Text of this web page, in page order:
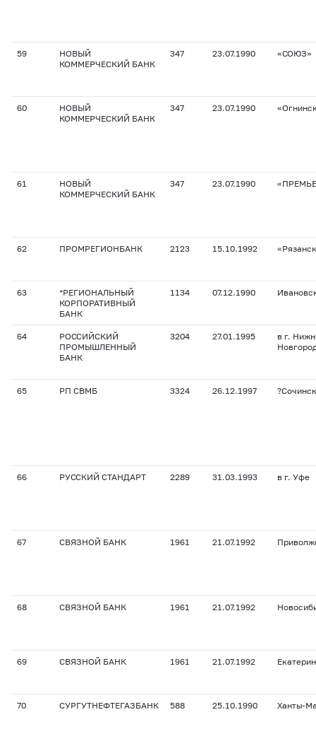
59
НОВЫЙ
КОММЕРЧЕСКИЙ БАНК
347 23.07.1990 «СОЮЗ»
60
НОВЫЙ
КОММЕРЧЕСКИЙ БАНК
347 23.07.1990
61
НОВЫЙ
КОММЕРЧЕСКИЙ БАНК
347 23.07.1990
62 ПРОМРЕГИОНБАНК 2123 15.10.1992
63
*РЕГИОНАЛЬНЫЙ
КОРПОРАТИВНЫЙ
БАНК
1134 07.12.1990
64
РОССИЙСКИЙ
ПРОМЫШЛЕННЫЙ
БАНК
3204 27.01.1995
в г.
65 РП СВМБ 3324 26.12.1997
66 РУССКИЙ СТАНДАРТ 2289 31.03.1993 в г. Уфе
67 СВЯЗНОЙ БАНК 1961 21.07.1992
68 СВЯЗНОЙ БАНК 1961 21.07.1992
69 СВЯЗНОЙ БАНК 1961 21.07.1992
70 СУРГУТНЕФТЕГАЗБАНК 588 25.10.1990 Ханты-